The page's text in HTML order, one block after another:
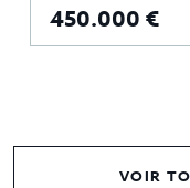
450.000 €
VOIR